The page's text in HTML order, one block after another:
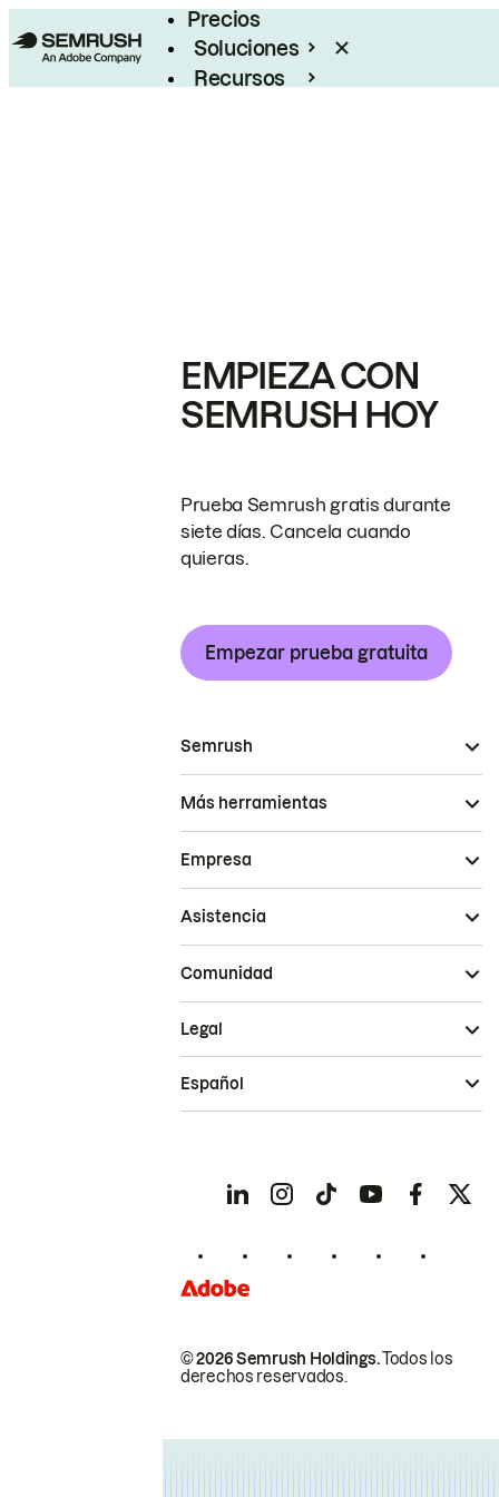
Precios
Soluciones
Recursos
EMPIEZA CON
SEMRUSH HOY
Prueba Semrush gratis durante
siete días. Cancela cuando
quieras.
Empezar prueba gratuita
Semrush
Más herramientas
Empresa
Asistencia
Comunidad
© 2026 Semrush Holdings.Todos los
derechos reservados.
Legal
Español